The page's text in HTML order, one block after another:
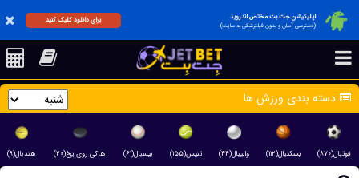
اپلیکیشن جت بت مختص اندروید
(دسترسی آسان و بدون فیلترشکن به سایت)
برای دانلود کلیک کنید
دسته بندی ورزش ها
فوتبال(۸۷۰) بسکتبال(۱۱۲) والیبال(۴۴) تنیس(۱۵۵) بیسبال(۶۱) هاکی روی یخ(۲۰) هندبال(۹)